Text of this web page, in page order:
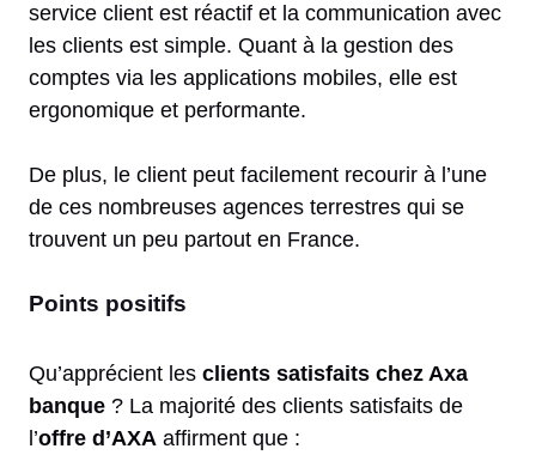
service client est réactif et la communication avec
les clients est simple. Quant à la gestion des
comptes via les applications mobiles, elle est
ergonomique et performante.
De plus, le client peut facilement recourir à l’une
de ces nombreuses agences terrestres qui se
trouvent un peu partout en France.
Points positifs
Qu’apprécient les clients satisfaits chez Axa
banque ? La majorité des clients satisfaits de
l’offre d’AXA affirment que :